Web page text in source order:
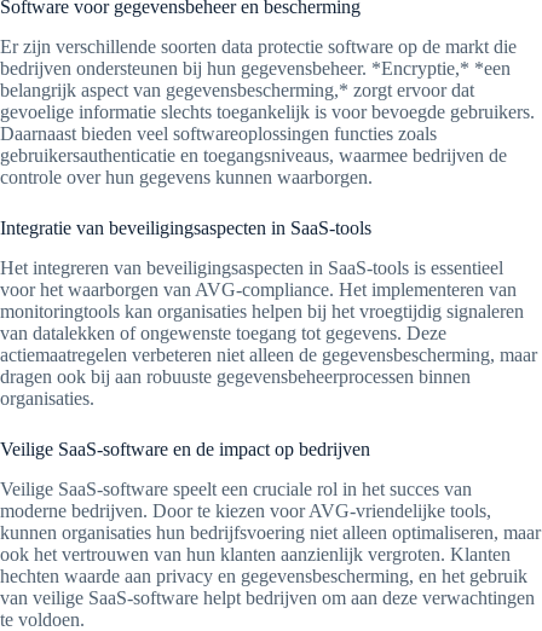
Software voor gegevensbeheer en bescherming
Er zijn verschillende soorten data protectie software op de markt die
bedrijven ondersteunen bij hun gegevensbeheer. *Encryptie,* *een
belangrijk aspect van gegevensbescherming,* zorgt ervoor dat
gevoelige informatie slechts toegankelijk is voor bevoegde gebruikers.
Daarnaast bieden veel softwareoplossingen functies zoals
gebruikersauthenticatie en toegangsniveaus, waarmee bedrijven de
controle over hun gegevens kunnen waarborgen.
Integratie van beveiligingsaspecten in SaaS-tools
Het integreren van beveiligingsaspecten in SaaS-tools is essentieel
voor het waarborgen van AVG-compliance. Het implementeren van
monitoringtools kan organisaties helpen bij het vroegtijdig signaleren
van datalekken of ongewenste toegang tot gegevens. Deze
actiemaatregelen verbeteren niet alleen de gegevensbescherming, maar
dragen ook bij aan robuuste gegevensbeheerprocessen binnen
organisaties.
Veilige SaaS-software en de impact op bedrijven
Veilige SaaS-software speelt een cruciale rol in het succes van
moderne bedrijven. Door te kiezen voor AVG-vriendelijke tools,
kunnen organisaties hun bedrijfsvoering niet alleen optimaliseren, maar
ook het vertrouwen van hun klanten aanzienlijk vergroten. Klanten
hechten waarde aan privacy en gegevensbescherming, en het gebruik
van veilige SaaS-software helpt bedrijven om aan deze verwachtingen
te voldoen.